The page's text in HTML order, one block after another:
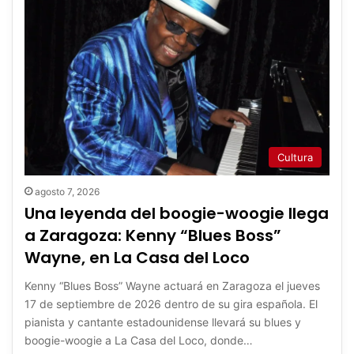
Cultura
agosto 7, 2026
Una leyenda del boogie-woogie llega
a Zaragoza: Kenny “Blues Boss”
Wayne, en La Casa del Loco
Kenny “Blues Boss” Wayne actuará en Zaragoza el jueves
17 de septiembre de 2026 dentro de su gira española. El
pianista y cantante estadounidense llevará su blues y
boogie-woogie a La Casa del Loco, donde…